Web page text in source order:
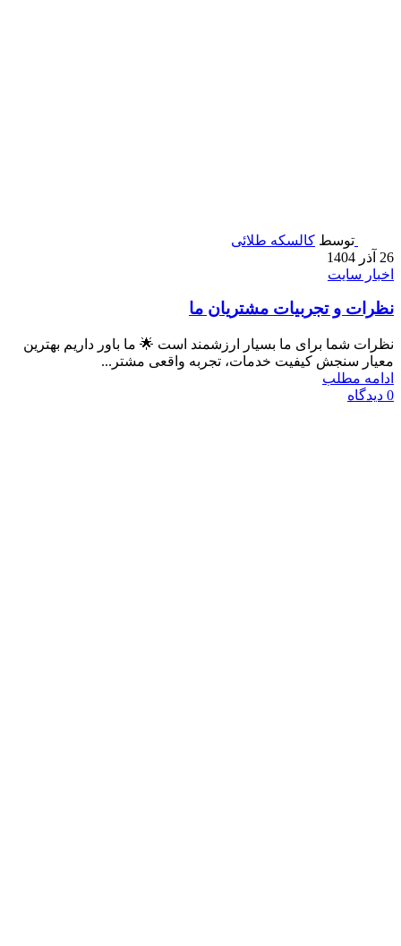
توسط کالسکه طلائی
26 آذر 1404
اخبار سایت
نظرات و تجربیات مشتریان ما
نظرات شما برای ما بسیار ارزشمند است 🌟 ما باور داریم بهترین
معیار سنجش کیفیت خدمات، تجربه واقعی مشتر...
ادامه مطلب
0 دیدگاه